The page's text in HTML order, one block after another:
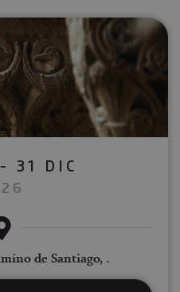
31 DIC
de Santiago, .